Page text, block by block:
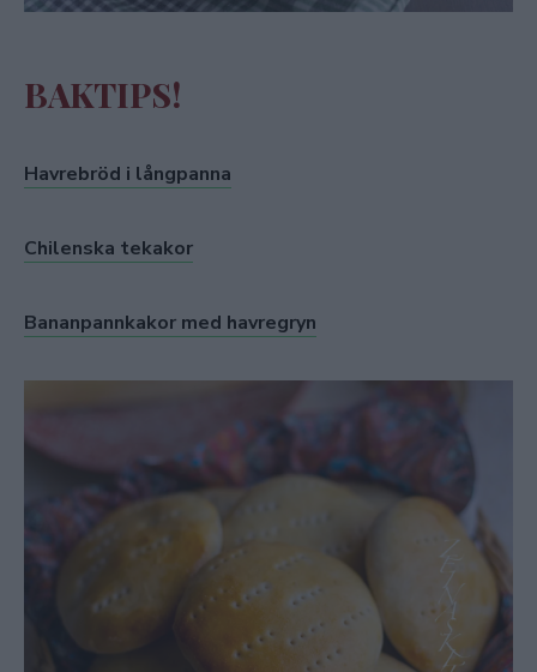
BAKTIPS!
Havrebröd i långpanna
Chilenska tekakor
Bananpannkakor med havregryn